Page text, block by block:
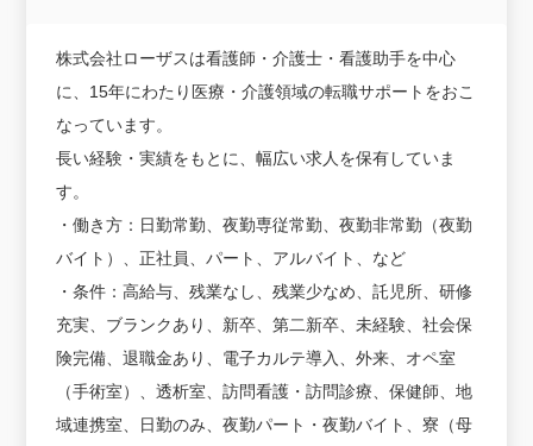
株式会社ローザスは看護師・介護士・看護助手を中心
に、15年にわたり医療・介護領域の転職サポートをおこ
なっています。
長い経験・実績をもとに、幅広い求人を保有していま
す。
・働き方：日勤常勤、夜勤専従常勤、夜勤非常勤（夜勤
バイト）、正社員、パート、アルバイト、など
・条件：高給与、残業なし、残業少なめ、託児所、研修
充実、ブランクあり、新卒、第二新卒、未経験、社会保
険完備、退職金あり、電子カルテ導入、外来、オペ室
（手術室）、透析室、訪問看護・訪問診療、保健師、地
域連携室、日勤のみ、夜勤パート・夜勤バイト、寮（母